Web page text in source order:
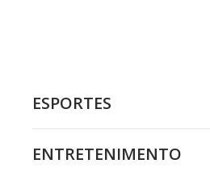
ESPORTES
ENTRETENIMENTO